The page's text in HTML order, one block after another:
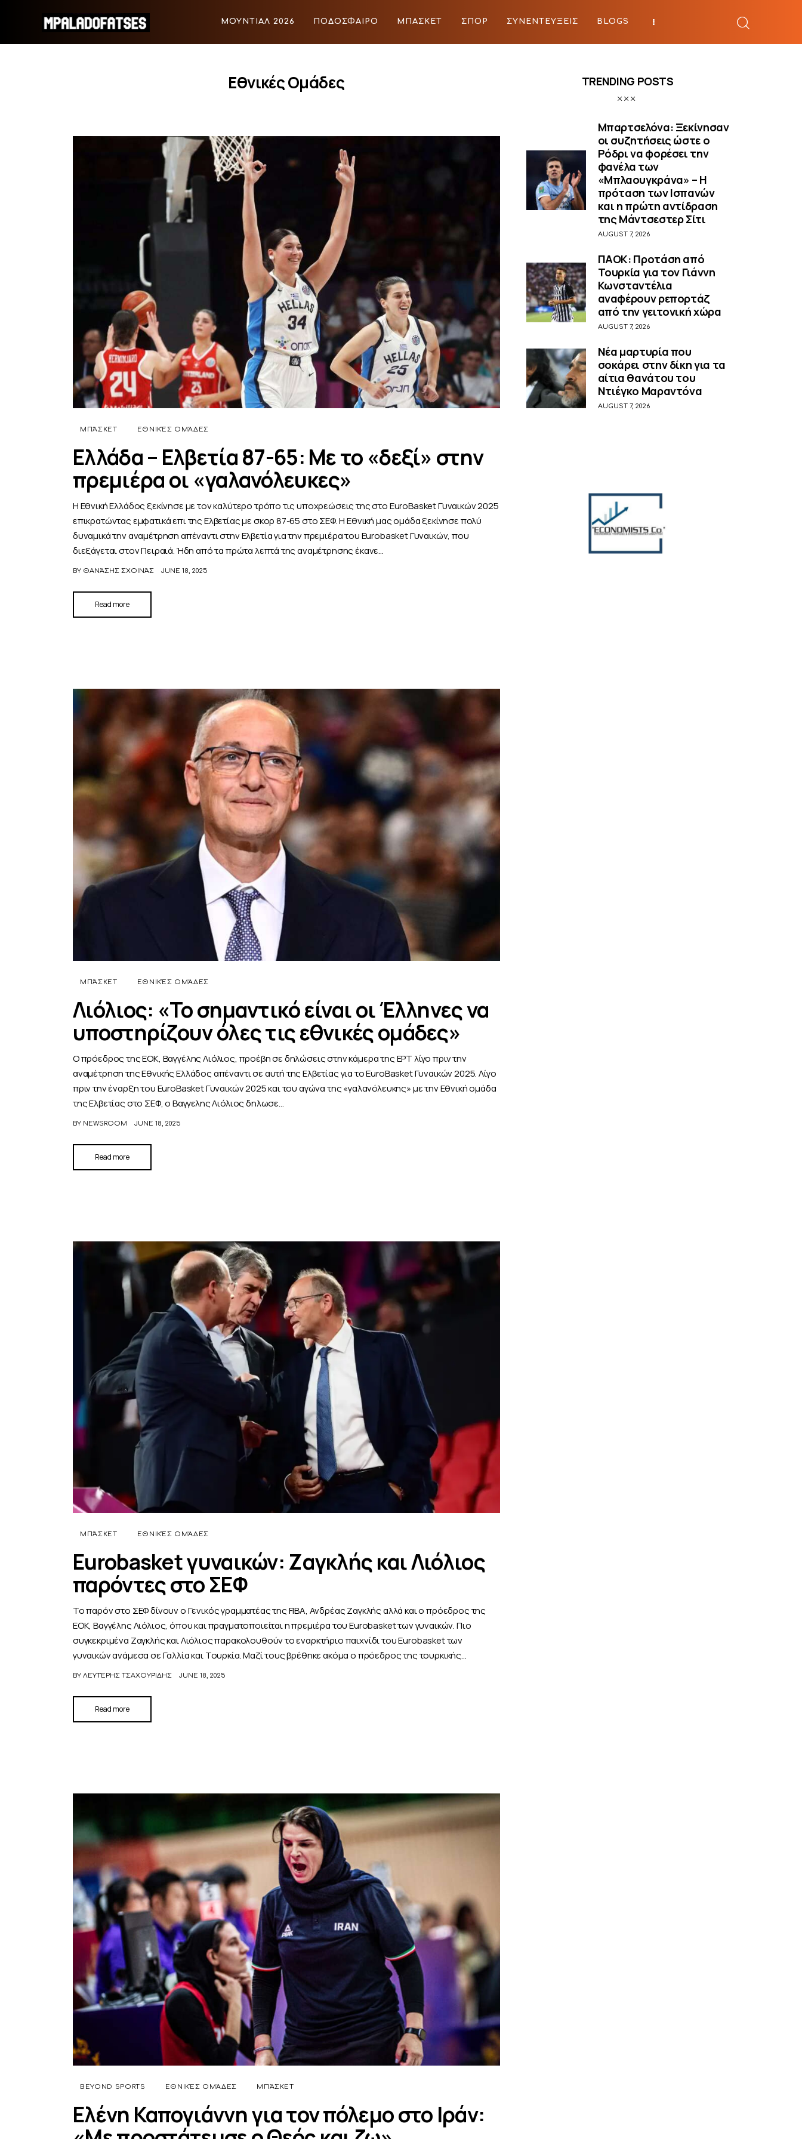
ΜΟΥΝΤΙΑΛ 2026 ΠΟΔΟΣΦΑΙΡΟ ΜΠΑΣΚΕΤ ΣΠΟΡ ΣΥΝΕΝΤΕΥΞΕΙΣ BLOGS
ΜΟΥΝΤΙΑΛ 2026
ΠΟΔΟΣΦΑΙΡΟ
Εθνικές Ομάδες
ΜΠΆΣΚΕΤ ΕΘΝΙΚΈΣ ΟΜΆΔΕΣ
Ελλάδα – Ελβετία 87-65: Με το «δεξί» στην
πρεμιέρα οι «γαλανόλευκες»
Η Εθνική Ελλάδος ξεκίνησε με τον καλύτερο τρόπο τις υποχρεώσεις της στο EuroBasket Γυναικών 2025
επικρατώντας εμφατικά επι της Ελβετίας με σκορ 87-65 στο ΣΕΦ. Η Εθνική μας ομάδα ξεκίνησε πολύ
δυναμικά την αναμέτρηση απέναντι στην Ελβετία για την πρεμιέρα του Eurobasket Γυναικών, που
διεξάγεται στον Πειραιά. Ήδη από τα πρώτα λεπτά της αναμέτρησης έκανε…
BY ΘΑΝΆΣΗΣ ΣΧΟΙΝΆΣ JUNE 18, 2025
Read more
ΜΠΆΣΚΕΤ ΕΘΝΙΚΈΣ ΟΜΆΔΕΣ
Λιόλιος: «Το σημαντικό είναι οι Έλληνες να
υποστηρίζουν όλες τις εθνικές ομάδες»
Ο πρόεδρος της ΕΟΚ, Βαγγέλης Λιόλιος, προέβη σε δηλώσεις στην κάμερα της ΕΡΤ λίγο πριν την
αναμέτρηση της Εθνικής Ελλάδος απέναντι σε αυτή της Ελβετίας για το EuroBasket Γυναικών 2025. Λίγο
πριν την έναρξη του EuroBasket Γυναικών 2025 και του αγώνα της «γαλανόλευκης» με την Εθνική ομάδα
της Ελβετίας στο ΣΕΦ, ο Βαγγελης Λιόλιος δηλωσε…
BY NEWSROOM JUNE 18, 2025
Read more
ΜΠΆΣΚΕΤ ΕΘΝΙΚΈΣ ΟΜΆΔΕΣ
Eurobasket γυναικών: Ζαγκλής και Λιόλιος
παρόντες στο ΣΕΦ
Το παρόν στο ΣΕΦ δίνουν ο Γενικός γραμματέας της FIBA, Ανδρέας Ζαγκλής αλλά και ο πρόεδρος της
ΕΟΚ, Βαγγέλης Λιόλιος, όπου και πραγματοποιείται η πρεμιέρα του Eurobasket των γυναικών. Πιο
συγκεκριμένα Ζαγκλής και Λιόλιος παρακολουθούν το εναρκτήριο παιχνίδι του Eurobasket των
γυναικών ανάμεσα σε Γαλλία και Τουρκία. Μαζί τους βρέθηκε ακόμα ο πρόεδρος της τουρκικής…
BY ΛΕΥΤΈΡΗΣ ΤΣΑΧΟΥΡΊΔΗΣ JUNE 18, 2025
Read more
BEYOND SPORTS ΕΘΝΙΚΈΣ ΟΜΆΔΕΣ ΜΠΆΣΚΕΤ
Ελένη Καπογιάννη για τον πόλεμο στο Ιράν:
TRENDING POSTS
Μπαρτσελόνα: Ξεκίνησαν
οι συζητήσεις ώστε ο
Ρόδρι να φορέσει την
φανέλα των
«Μπλαουγκράνα» – Η
πρόταση των Ισπανών
και η πρώτη αντίδραση
της Μάντσεστερ Σίτι
AUGUST 7, 2026
ΠΑΟΚ: Προτάση από
Τουρκία για τον Γιάννη
Κωνσταντέλια
αναφέρουν ρεπορτάζ
από την γειτονική χώρα
AUGUST 7, 2026
Νέα μαρτυρία που
σοκάρει στην δίκη για τα
αίτια θανάτου του
Ντιέγκο Μαραντόνα
AUGUST 7, 2026